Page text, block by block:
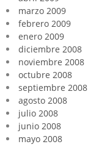
marzo 2009
febrero 2009
enero 2009
diciembre 2008
noviembre 2008
octubre 2008
septiembre 2008
agosto 2008
julio 2008
junio 2008
mayo 2008